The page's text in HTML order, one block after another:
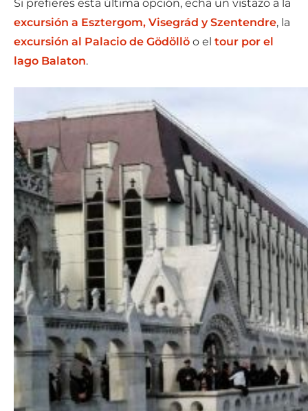
Si prefieres esta última opción, echa un vistazo a la
excursión a Esztergom, Visegrád y Szentendre, la
excursión al Palacio de Gödöllö o el tour por el
lago Balaton.